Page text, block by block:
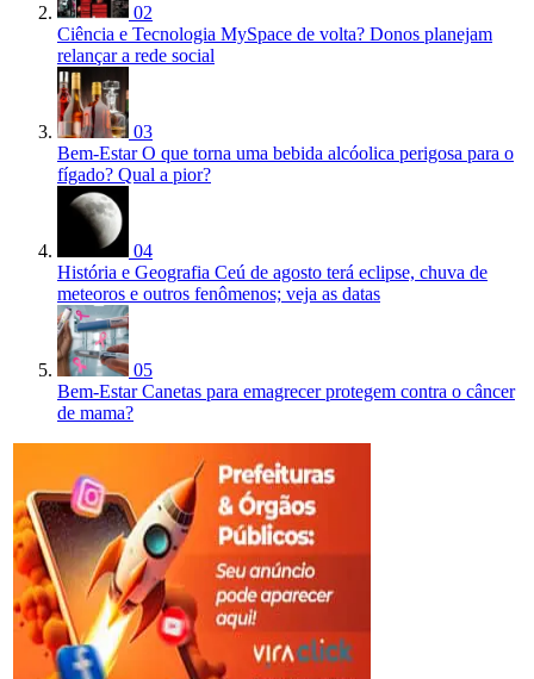
02
Ciência e Tecnologia MySpace de volta? Donos planejam
relançar a rede social
03
Bem-Estar O que torna uma bebida alcóolica perigosa para o
fígado? Qual a pior?
04
História e Geografia Ceú de agosto terá eclipse, chuva de
meteoros e outros fenômenos; veja as datas
05
Bem-Estar Canetas para emagrecer protegem contra o câncer
de mama?